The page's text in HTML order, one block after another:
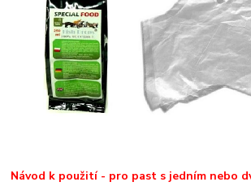
Návod k použití - pro past s jedním nebo